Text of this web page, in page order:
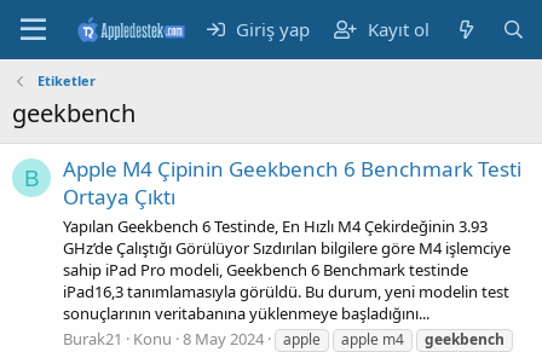
Giriş yap Kayıt ol
Etiketler
geekbench
B
Apple M4 Çipinin Geekbench 6 Benchmark Testi
Ortaya Çıktı
Yapılan Geekbench 6 Testinde, En Hızlı M4 Çekirdeğinin 3.93
GHz’de Çalıştığı Görülüyor Sızdırılan bilgilere göre M4 işlemciye
sahip iPad Pro modeli, Geekbench 6 Benchmark testinde
iPad16,3 tanımlamasıyla görüldü. Bu durum, yeni modelin test
sonuçlarının veritabanına yüklenmeye başladığını...
Burak21
Konu 8 May 2024 apple apple m4
geekbench